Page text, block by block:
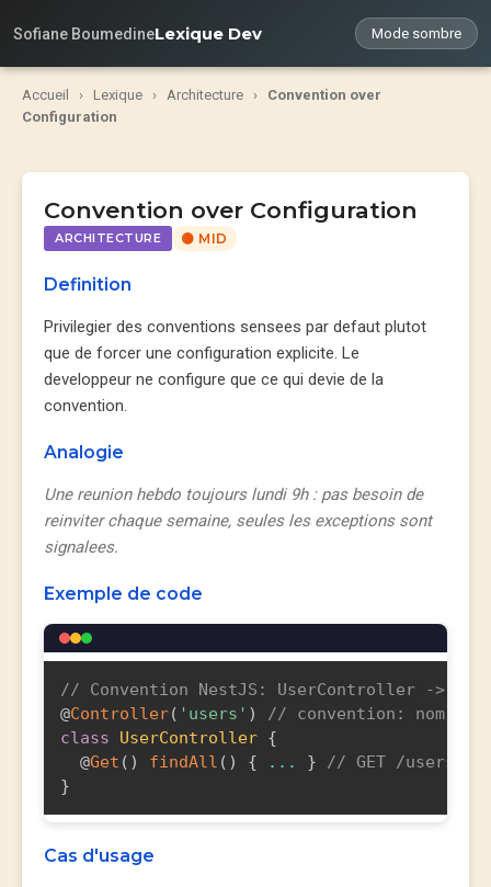
Sofiane BoumedineLexique Dev Mode sombre
Accueil › Lexique › Architecture ›
Convention over
Configuration
Convention over Configuration
ARCHITECTURE 🟡 MID
Definition
Privilegier des conventions sensees par defaut plutot
que de forcer une configuration explicite. Le
developpeur ne configure que ce qui devie de la
convention.
Analogie
Une reunion hebdo toujours lundi 9h : pas besoin de
reinviter chaque semaine, seules les exceptions sont
signalees.
Exemple de code
// Convention NestJS: UserController -> /
@Controller( 'users' )
// convention: nom du
class
UserController {
  @
Get ( ) findAll ( ) { ... }
// GET /users
}
Cas d'usage